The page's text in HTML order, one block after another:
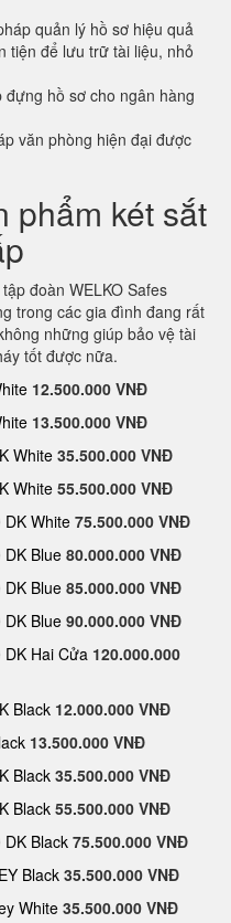
quản lý hồ sơ hiệu quả
tiện để lưu trữ tài liệu, nhỏ
đựng hồ sơ cho ngân hàng
văn phòng hiện đại được
phẩm két sắt
đoàn WELKO Safes
trong các gia đình đang rất
những giúp bảo vệ tài
tốt được nữa.
12.500.000 VNĐ
13.500.000 VNĐ
White 35.500.000 VNĐ
White 55.500.000 VNĐ
DK White 75.500.000 VNĐ
DK Blue 80.000.000 VNĐ
DK Blue 85.000.000 VNĐ
DK Blue 90.000.000 VNĐ
DK Hai Cửa 120.000.000
Black 12.000.000 VNĐ
13.500.000 VNĐ
Black 35.500.000 VNĐ
Black 55.500.000 VNĐ
DK Black 75.500.000 VNĐ
Black 35.500.000 VNĐ
White 35.500.000 VNĐ